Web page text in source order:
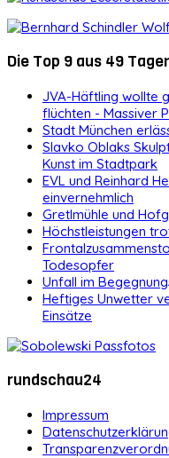
Die Top 9 aus 49
JVA-Häftling wollte
flüchten - Massiver
Stadt München
Slavko Oblaks
Kunst im Stadtpark
EVL und Reinhard
einvernehmlich
Gretlmühle und
Höchstleistungen
Todesopfer
Unfall im
Heftiges Unwetter
Einsätze
rundschau24
Impressum